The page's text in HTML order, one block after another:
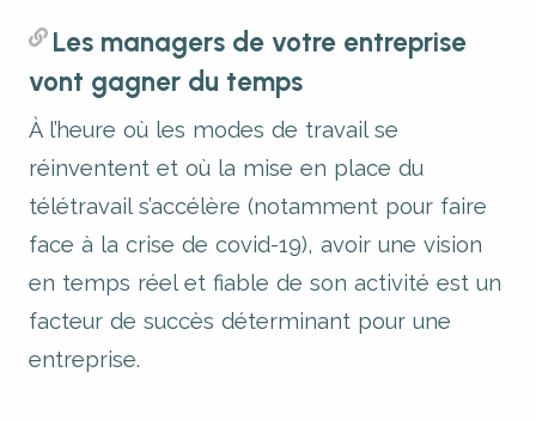
Les managers de votre entreprise
vont gagner du temps
À l’heure où les modes de travail se
réinventent et où la mise en place du
télétravail s’accélère (notamment pour faire
face à la crise de covid-19), avoir une vision
en temps réel et fiable de son activité est un
facteur de succès déterminant pour une
entreprise.